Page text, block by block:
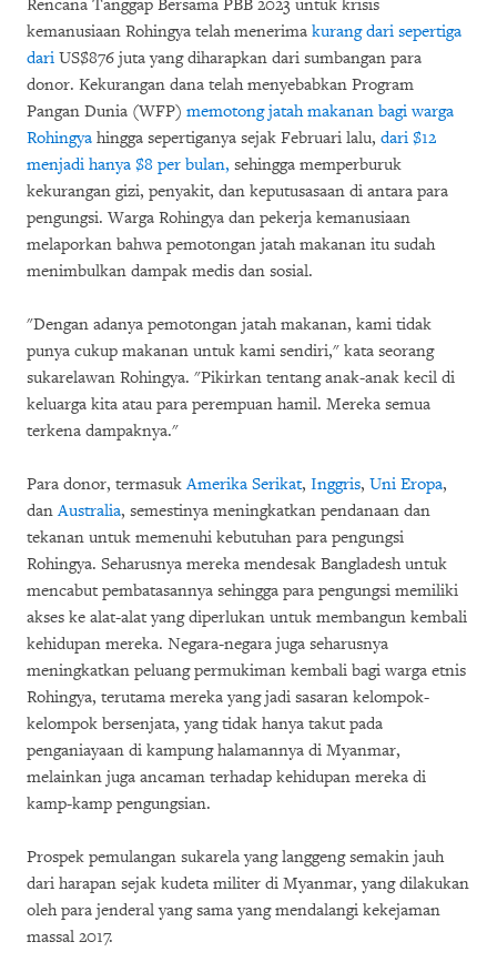
Rencana Tanggap Bersama PBB 2023 untuk krisis
kemanusiaan Rohingya telah menerima kurang dari sepertiga
dari US$876 juta yang diharapkan dari sumbangan para
donor. Kekurangan dana telah menyebabkan Program
Pangan Dunia (WFP) memotong jatah makanan bagi warga
Rohingya hingga sepertiganya sejak Februari lalu, dari $12
menjadi hanya $8 per bulan, sehingga memperburuk
kekurangan gizi, penyakit, dan keputusasaan di antara para
pengungsi. Warga Rohingya dan pekerja kemanusiaan
melaporkan bahwa pemotongan jatah makanan itu sudah
menimbulkan dampak medis dan sosial.
"Dengan adanya pemotongan jatah makanan, kami tidak
punya cukup makanan untuk kami sendiri," kata seorang
sukarelawan Rohingya. "Pikirkan tentang anak-anak kecil di
keluarga kita atau para perempuan hamil. Mereka semua
terkena dampaknya."
Para donor, termasukAmerika Serikat, Inggris, Uni Eropa,
danAustralia, semestinya meningkatkan pendanaan dan
tekanan untuk memenuhi kebutuhan para pengungsi
Rohingya. Seharusnya mereka mendesak Bangladesh untuk
mencabut pembatasannya sehingga para pengungsi memiliki
akses ke alat-alat yang diperlukan untuk membangun kembali
kehidupan mereka. Negara-negara juga seharusnya
meningkatkan peluang permukiman kembali bagi warga etnis
Rohingya, terutama mereka yang jadi sasaran kelompok-
kelompok bersenjata, yang tidak hanya takut pada
penganiayaan di kampung halamannya di Myanmar,
melainkan juga ancaman terhadap kehidupan mereka di
kamp-kamp pengungsian.
Prospek pemulangan sukarela yang langgeng semakin jauh
dari harapan sejak kudeta militer di Myanmar, yang dilakukan
oleh para jenderal yang sama yang mendalangi kekejaman
massal 2017.